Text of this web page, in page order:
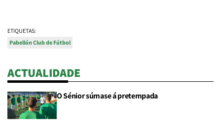
ETIQUETAS:
Pabellón Club de Fútbol
ACTUALIDADE
O Sénior súmase á pretempada